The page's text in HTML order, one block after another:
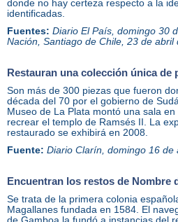
donde no hay certeza respecto a la
identificadas.
Fuentes: Diario El País, domingo 30
Nación, Santiago de Chile, 23 de abril
Restauran una colección única de
Son más de 300 piezas que fueron
década del 70 por el gobierno de
Museo de La Plata montó una sala
recrear el templo de Ramsés II. La
restaurado se exhibirá en 2008.
Fuente: Diario Clarín, domingo 16 de
Encuentran los restos de Nombre
Se trata de la primera colonia
Magallanes fundada en 1584. El